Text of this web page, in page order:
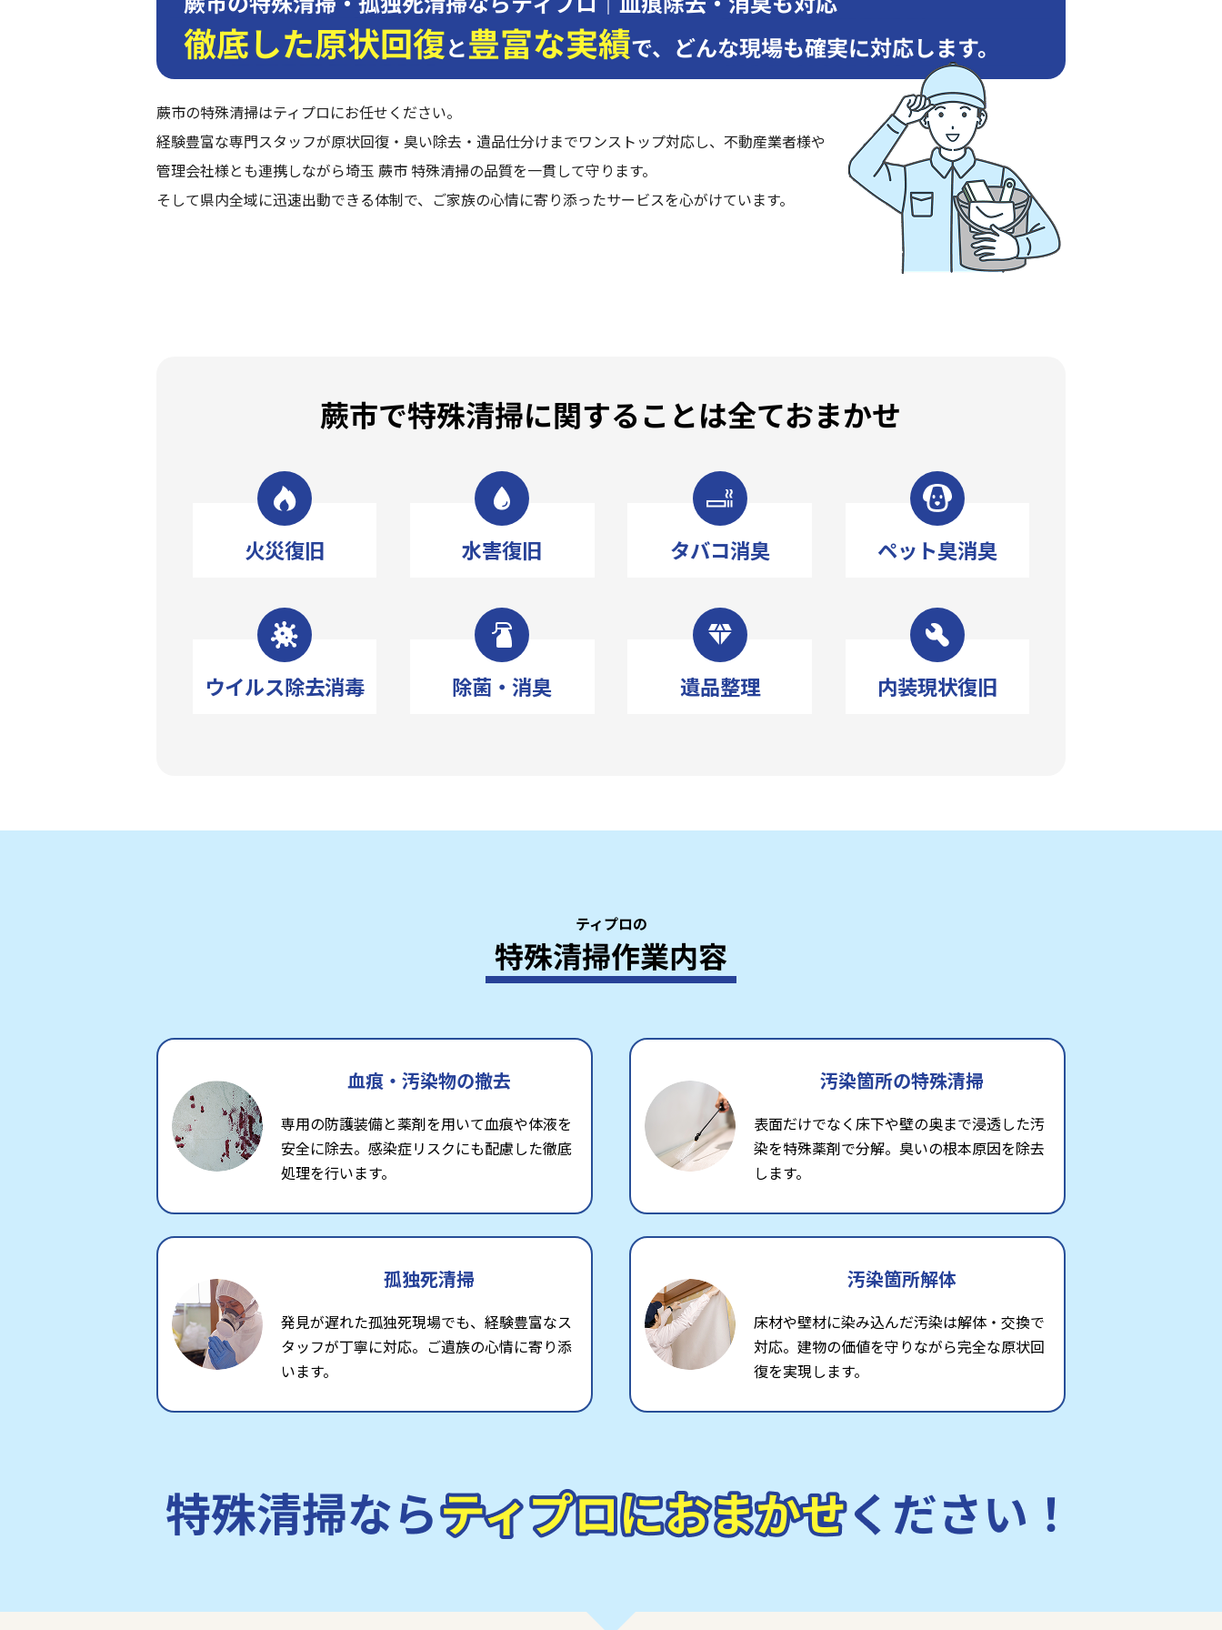
徹底した原状回復と豊富な実績で、 どんな現場も確実に対応します。
蕨市の特殊清掃はティプロにお任せください。
経験豊富な専門スタッフが原状回復・臭い除去・遺品仕分けまでワンストップ対応し、不動産業者様や
管理会社様とも連携しながら埼玉 蕨市 特殊清掃の品質を一貫して守ります。
そして県内全域に迅速出動できる体制で、ご家族の心情に寄り添ったサービスを心がけています。
蕨市で特殊清掃に関することは全ておまかせ
火災復旧 水害復旧 タバコ消臭 ペット臭消臭
ウイルス除去消毒 除菌・消臭 遺品整理 内装現状復旧
ティプロの
特殊清掃作業内容
血痕・汚染物の撤去
専用の防護装備と薬剤を用いて血痕や体液を
安全に除去。感染症リスクにも配慮した徹底
処理を行います。
汚染箇所の特殊清掃
表面だけでなく床下や壁の奥まで浸透した汚
染を特殊薬剤で分解。臭いの根本原因を除去
します。
孤独死清掃
発見が遅れた孤独死現場でも、経験豊富なス
タッフが丁寧に対応。ご遺族の心情に寄り添
います。
汚染箇所解体
床材や壁材に染み込んだ汚染は解体・交換で
対応。建物の価値を守りながら完全な原状回
復を実現します。